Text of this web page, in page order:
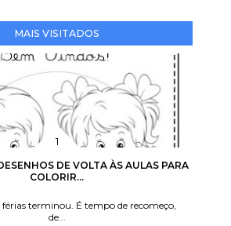
MAIS VISITADOS
DE VOLTA ÀS AULAS PARA
COLORIR...
férias terminou. É tempo de recomeço,
de...